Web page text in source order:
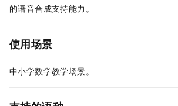
的语音合成支持能力。
使用场景
中小学数学教学场景。